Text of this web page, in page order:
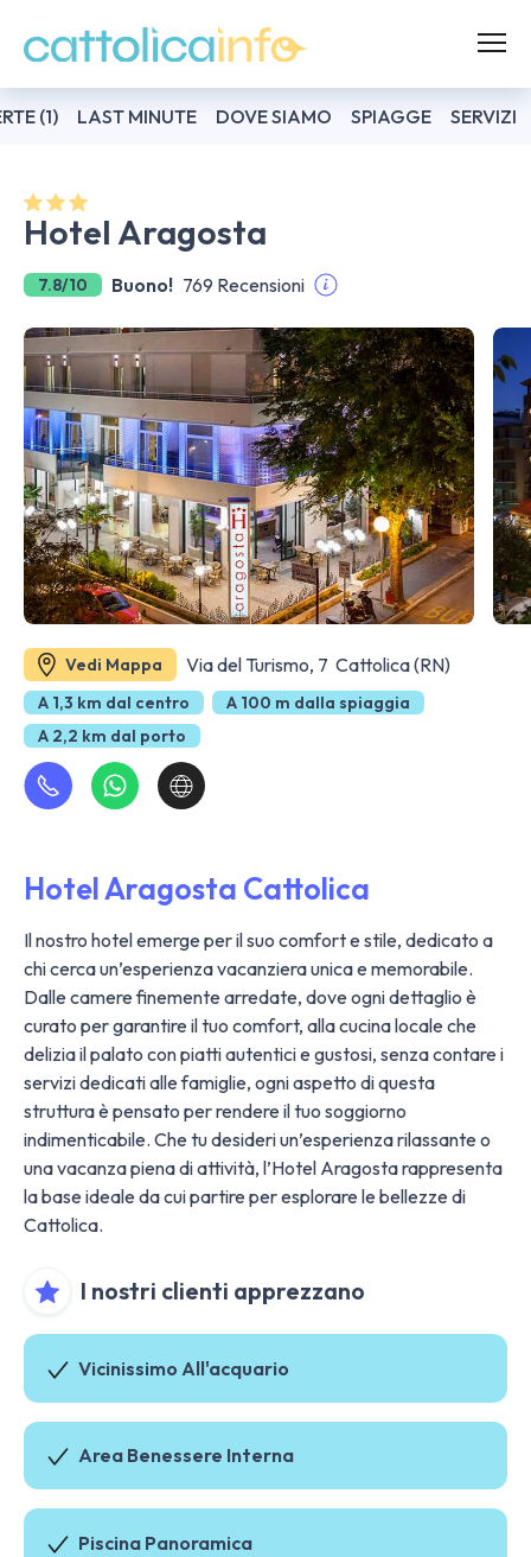
Hotel Aragosta
7.8/10 Buono! 769 Recensioni
Vedi Mappa Via del Turismo, 7 Cattolica (RN)
A 1,3 km dal centro
A 100 m dalla spiaggia
A 2,2 km dal porto
(1) LAST MINUTE DOVE SIAMO SPIAGGE SERVIZI
Hotel Aragosta Cattolica
Il nostro hotel emerge per il suo comfort e stile, dedicato a
chi cerca un’esperienza vacanziera unica e memorabile.
Dalle camere finemente arredate, dove ogni dettaglio è
curato per garantire il tuo comfort, alla cucina locale che
delizia il palato con piatti autentici e gustosi, senza contare i
servizi dedicati alle famiglie, ogni aspetto di questa
struttura è pensato per rendere il tuo soggiorno
indimenticabile. Che tu desideri un’esperienza rilassante o
una vacanza piena di attività, l’Hotel Aragosta rappresenta
la base ideale da cui partire per esplorare le bellezze di
Cattolica.
I nostri clienti apprezzano
Vicinissimo All'acquario
Area Benessere Interna
Piscina Panoramica